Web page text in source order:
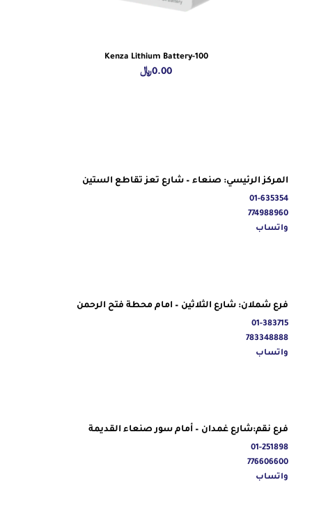
Kenza Lithium Battery-100
0.00﷼
المركز الرئيسي: صنعاء – شارع تعز تقاطع الستين
01-635354
774988960
واتساب
فرع شملان: شارع الثلاثين – امام محطة فتح الرحمن
01-383715
783348888
واتساب
فرع نقم:شارع غمدان – أمام سور صنعاء القديمة
01-251898
776606600
واتساب